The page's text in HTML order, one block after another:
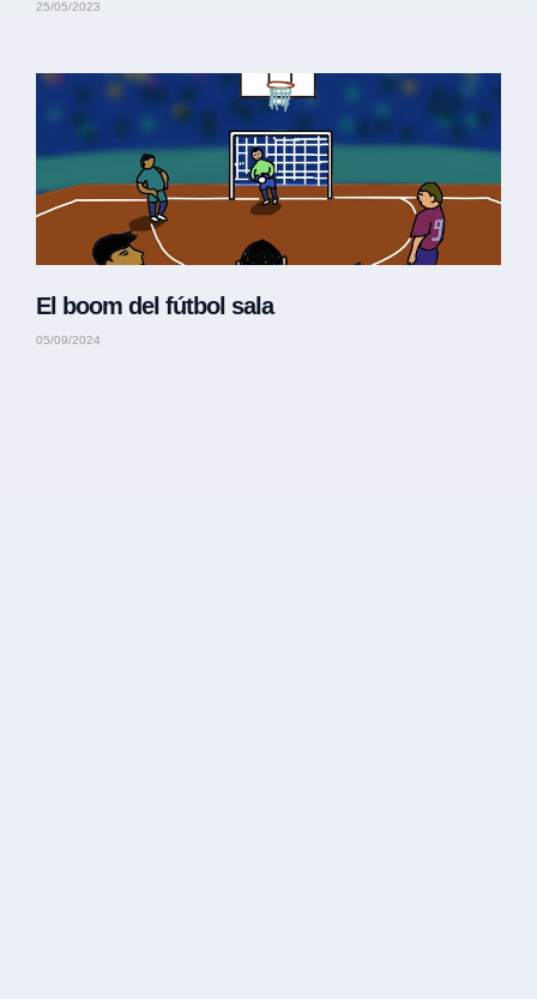
25/05/2023
El boom del fútbol sala
05/09/2024